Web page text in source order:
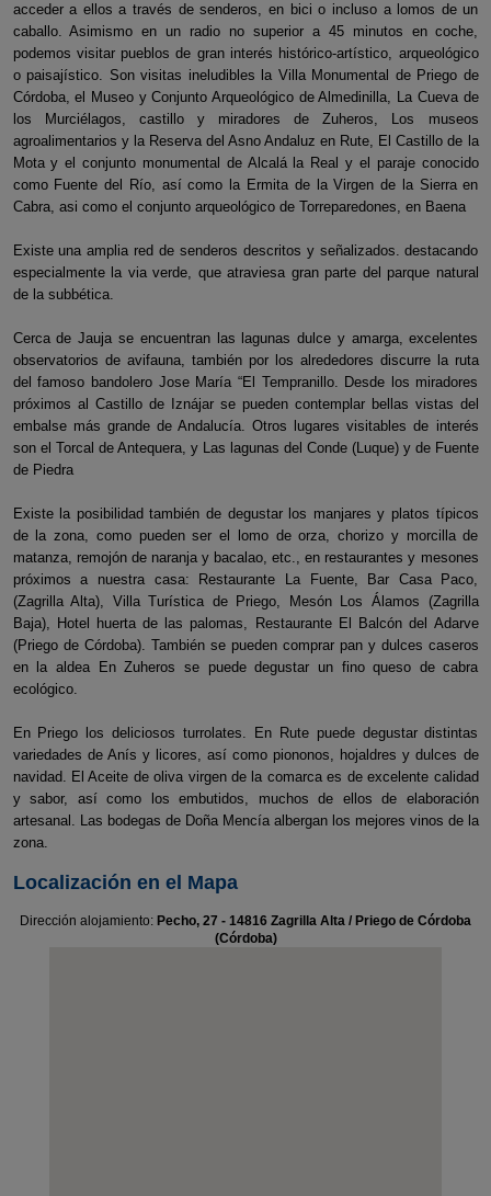
acceder a ellos a través de senderos, en bici o incluso a lomos de un
caballo. Asimismo en un radio no superior a 45 minutos en coche,
podemos visitar pueblos de gran interés histórico-artístico, arqueológico
o paisajístico. Son visitas ineludibles la Villa Monumental de Priego de
Córdoba, el Museo y Conjunto Arqueológico de Almedinilla, La Cueva de
los Murciélagos, castillo y miradores de Zuheros, Los museos
agroalimentarios y la Reserva del Asno Andaluz en Rute, El Castillo de la
Mota y el conjunto monumental de Alcalá la Real y el paraje conocido
como Fuente del Río, así como la Ermita de la Virgen de la Sierra en
Cabra, asi como el conjunto arqueológico de Torreparedones, en Baena
Existe una amplia red de senderos descritos y señalizados. destacando
especialmente la via verde, que atraviesa gran parte del parque natural
de la subbética.
Cerca de Jauja se encuentran las lagunas dulce y amarga, excelentes
observatorios de avifauna, también por los alrededores discurre la ruta
del famoso bandolero Jose María “El Tempranillo. Desde los miradores
próximos al Castillo de Iznájar se pueden contemplar bellas vistas del
embalse más grande de Andalucía. Otros lugares visitables de interés
son el Torcal de Antequera, y Las lagunas del Conde (Luque) y de Fuente
de Piedra
Existe la posibilidad también de degustar los manjares y platos típicos
de la zona, como pueden ser el lomo de orza, chorizo y morcilla de
matanza, remojón de naranja y bacalao, etc., en restaurantes y mesones
próximos a nuestra casa: Restaurante La Fuente, Bar Casa Paco,
(Zagrilla Alta), Villa Turística de Priego, Mesón Los Álamos (Zagrilla
Baja), Hotel huerta de las palomas, Restaurante El Balcón del Adarve
(Priego de Córdoba). También se pueden comprar pan y dulces caseros
en la aldea En Zuheros se puede degustar un fino queso de cabra
ecológico.
En Priego los deliciosos turrolates. En Rute puede degustar distintas
variedades de Anís y licores, así como piononos, hojaldres y dulces de
navidad. El Aceite de oliva virgen de la comarca es de excelente calidad
y sabor, así como los embutidos, muchos de ellos de elaboración
artesanal. Las bodegas de Doña Mencía albergan los mejores vinos de la
zona.
Localización en el Mapa
Dirección alojamiento: Pecho, 27 - 14816 Zagrilla Alta / Priego de Córdoba
(Córdoba)